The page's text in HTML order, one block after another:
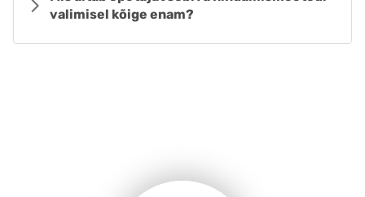
valimisel kõige enam?